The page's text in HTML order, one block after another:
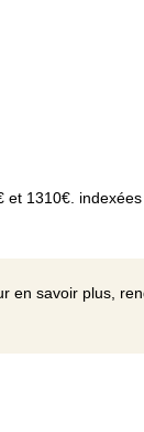
et 1310€.
en savoir plus,